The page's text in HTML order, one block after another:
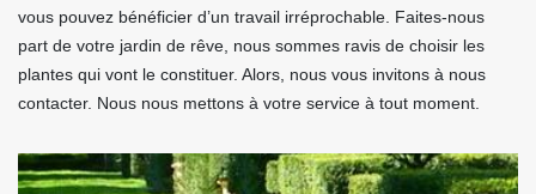
vous pouvez bénéficier d’un travail irréprochable. Faites-nous
part de votre jardin de rêve, nous sommes ravis de choisir les
plantes qui vont le constituer. Alors, nous vous invitons à nous
contacter. Nous nous mettons à votre service à tout moment.